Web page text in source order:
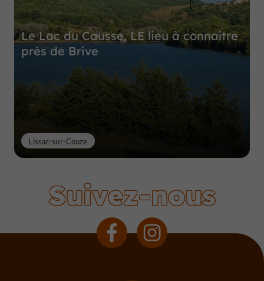
Le Lac du Causse, LE lieu à connaître
près de Brive
Lissac-sur-Couze
Suivez-nous